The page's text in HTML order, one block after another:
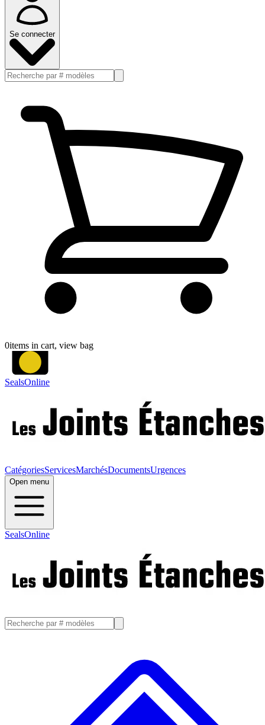
Se connecter
0items in cart, view bag
SealsOnline
CatégoriesServicesMarchésDocumentsUrgences
Open menu
SealsOnline